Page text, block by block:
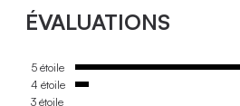
ÉVALUATIONS
5 étoile
4 étoile
3 étoile